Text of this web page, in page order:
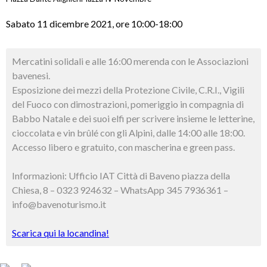
Sabato 11 dicembre 2021, ore 10:00-18:00
Mercatini solidali e alle 16:00 merenda con le Associazioni
bavenesi.
Esposizione dei mezzi della Protezione Civile, C.R.I., Vigili
del Fuoco con dimostrazioni, pomeriggio in compagnia di
Babbo Natale e dei suoi elfi per scrivere insieme le letterine,
cioccolata e vin brûlé con gli Alpini, dalle 14:00 alle 18:00.
Accesso libero e gratuito, con mascherina e green pass.
Informazioni: Ufficio IAT Città di Baveno piazza della
Chiesa, 8 – 0323 924632 – WhatsApp 345 7936361 –
info@bavenoturismo.it
Scarica qui la locandina!